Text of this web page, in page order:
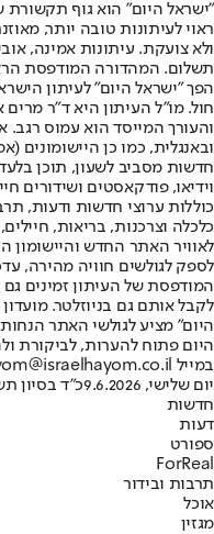
"ישראל היום" הוא גוף תקשורת
ראוי לעיתונות טובה יותר,
ולא צועקת. עיתונות אמינה,
הפך "ישראל היום" לעיתון
חול. מו"ל העיתון היא ד"ר
והעורך המייסד הוא עמוס
חדשות מסביב לשעון, תוכן
וידיאו, פודקאסטים ושידורים
כוללות ערוצי חדשות ודעות,
לאוויר האתר החדש
לספק לגולשים חוויה מהירה,
המודפסת של העיתון זמינים
לקבל אותם גם בניוזלטר.
היום" מציע לגולשי האתר
היום פתוח להערות, לביקורת
במייל hayom@israelhayom.co.il.
יום שלישי, 9.6.2026
כ"ד בסיון
חדשות
דעות
ספורט
ForReal
תרבות ובידור
אוכל
מגזין